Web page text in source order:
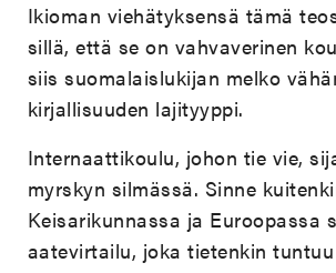
Ikioman viehätyksensä tämä
sillä, että se on vahvaverinen
siis suomalaislukijan melko
kirjallisuuden lajityyppi.
Internaattikoulu, johon tie vie,
myrskyn silmässä. Sinne
Keisarikunnassa ja Euroopassa
aatevirtailu, joka tietenkin